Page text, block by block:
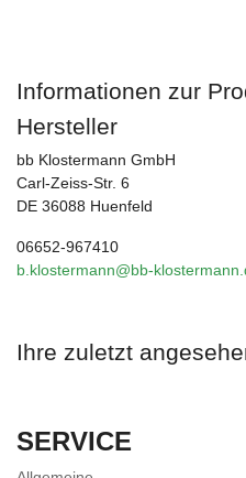
Informationen zur
Hersteller
bb Klostermann GmbH
Carl-Zeiss-Str. 6
DE 36088 Huenfeld
06652-967410
b.klostermann@bb-
Ihre zuletzt
SERVICE